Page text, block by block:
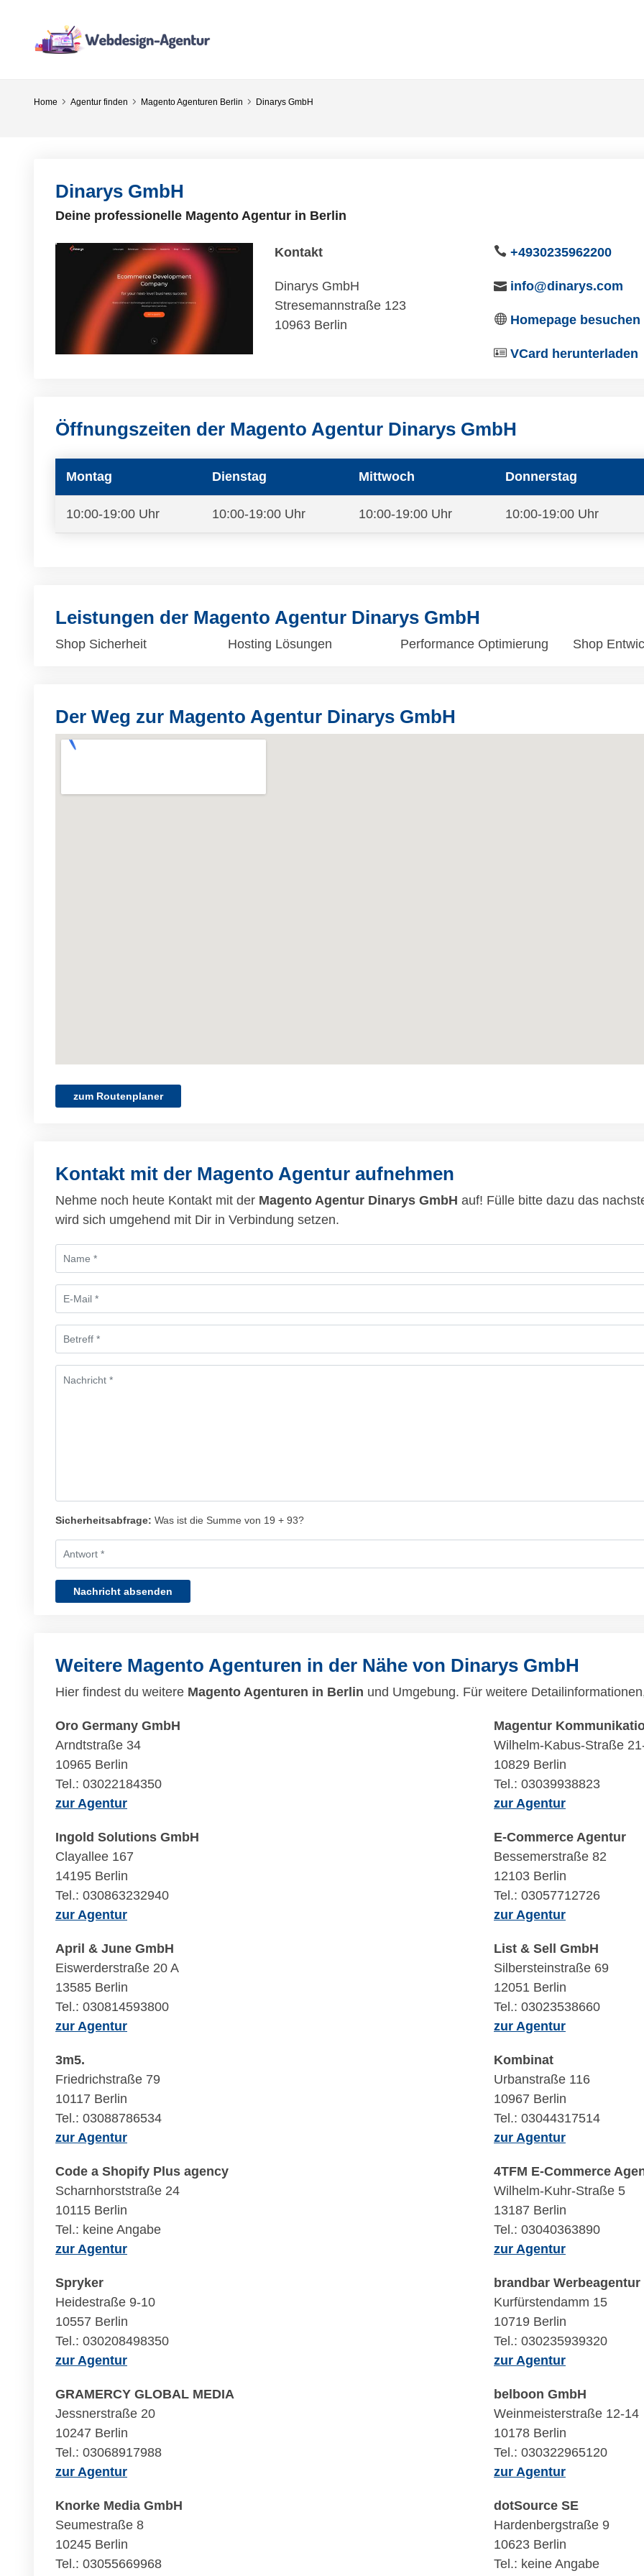
Home Agentur finden Magento Agenturen Berlin Dinarys GmbH
Dinarys GmbH
Deine professionelle Magento Agentur in Berlin
Kontakt
Dinarys GmbH
Stresemannstraße 123
10963 Berlin
+4930235962200
info@dinarys.com
Homepage besuchen
VCard herunterladen
Öffnungszeiten der Magento Agentur Dinarys GmbH
Montag Dienstag Mittwoch Donnerstag
10:00-19:00 Uhr 10:00-19:00 Uhr 10:00-19:00 Uhr 10:00-19:00 Uhr
Leistungen der Magento Agentur Dinarys GmbH
Shop Sicherheit Hosting Lösungen Performance Optimierung Shop
Der Weg zur Magento Agentur Dinarys GmbH
zum Routenplaner
Kontakt mit der Magento Agentur aufnehmen
Nehme noch heute Kontakt mit der Magento Agentur Dinarys GmbH auf! Fülle bitte dazu das
wird sich umgehend mit Dir in Verbindung setzen.
Sicherheitsabfrage: Was ist die Summe von 19 + 93?
Nachricht absenden
Weitere Magento Agenturen in der Nähe von Dinarys GmbH
Hier findest du weitere Magento Agenturen in Berlin und Umgebung. Für weitere
Oro Germany GmbH
Arndtstraße 34
10965 Berlin
Tel.: 03022184350
zur Agentur
Magentur
Wilhelm-Kabus-Straße
10829 Berlin
Tel.: 03039938823
zur Agentur
Ingold Solutions GmbH
Clayallee 167
14195 Berlin
Tel.: 030863232940
zur Agentur
E-Commerce Agentur
Bessemerstraße 82
12103 Berlin
Tel.: 03057712726
zur Agentur
April & June GmbH
Eiswerderstraße 20 A
13585 Berlin
Tel.: 030814593800
zur Agentur
List & Sell GmbH
Silbersteinstraße 69
12051 Berlin
Tel.: 03023538660
zur Agentur
3m5.
Friedrichstraße 79
10117 Berlin
Tel.: 03088786534
zur Agentur
Kombinat
Urbanstraße 116
10967 Berlin
Tel.: 03044317514
zur Agentur
Code a Shopify Plus agency
Scharnhorststraße 24
10115 Berlin
Tel.: keine Angabe
zur Agentur
4TFM E-Commerce
Wilhelm-Kuhr-Straße 5
13187 Berlin
Tel.: 03040363890
zur Agentur
Spryker
Heidestraße 9-10
10557 Berlin
Tel.: 030208498350
zur Agentur
brandbar
Kurfürstendamm 15
10719 Berlin
Tel.: 030235939320
zur Agentur
GRAMERCY GLOBAL MEDIA
Jessnerstraße 20
10247 Berlin
Tel.: 03068917988
zur Agentur
belboon GmbH
Weinmeisterstraße 12-14
10178 Berlin
Tel.: 030322965120
zur Agentur
Knorke Media GmbH
Seumestraße 8
10245 Berlin
Tel.: 03055669968
dotSource SE
Hardenbergstraße 9
10623 Berlin
Tel.: keine Angabe